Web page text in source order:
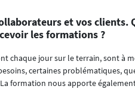
et vos clients.
les formations ?
chaque jour sur le terrain, sont à
certaines problématiques,
formation nous apporte